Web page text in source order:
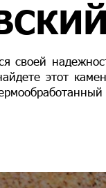
своей
этот